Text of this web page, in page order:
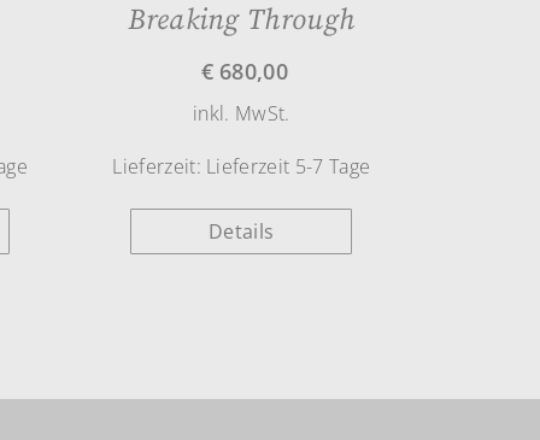
Breaking Through
€ 680,00
inkl. MwSt.
Lieferzeit: Lieferzeit 5-7 Tage
Details